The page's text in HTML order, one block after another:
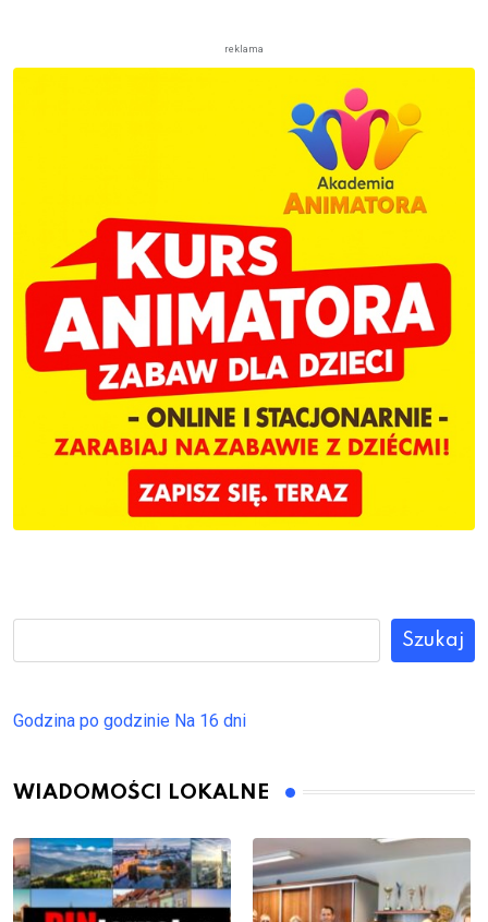
reklama
Szukaj
Godzina po godzinie Na 16 dni
WIADOMOŚCI LOKALNE